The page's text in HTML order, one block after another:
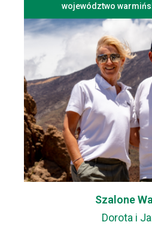
województwo
Szalone
Dorota i